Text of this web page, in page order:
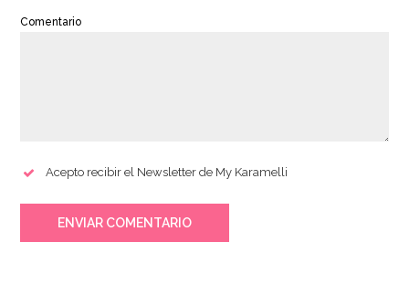
Comentario
Acepto recibir el Newsletter de My Karamelli
ENVIAR COMENTARIO